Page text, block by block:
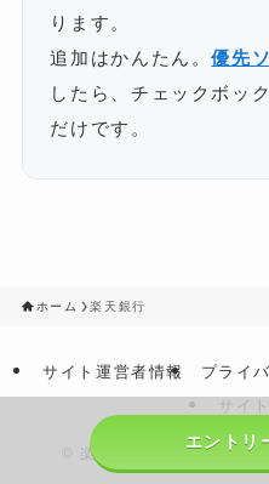
ります。
追加はかんたん。優先
したら、チェックボッ
だけです。
ホーム 楽天銀行
サイト運営者情報 プライ
サイ
楽天モバイル従業員紹介
エントリ